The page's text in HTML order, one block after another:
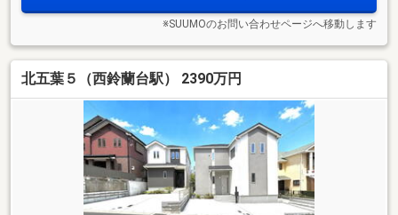
※SUUMOのお問い合わせページへ移動します
北五葉５（西鈴蘭台駅） 2390万円